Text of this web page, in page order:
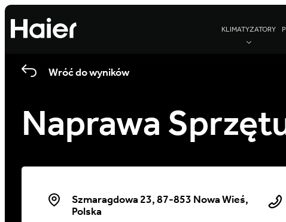
KLIMATYZATORY
Wróć do wyników
Naprawa
Szmaragdowa 23, 87-853 Nowa Wieś,
Polska